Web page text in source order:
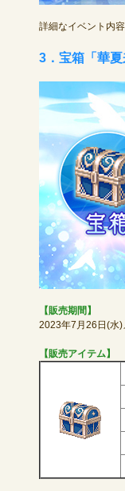
NEXONポイントチ
定期メンテナンス
毎週水曜日 10:30
※メンテナンス中は
詳細なイベント内
3．宝箱「華
【販売期間】
2023年7月26日(水
【販売アイテム】